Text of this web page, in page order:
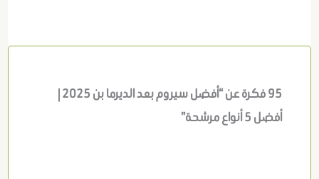
95 فكرة عن “أفضل سيروم بعد الديرما بن 2025 |
أفضل 5 أنواع مرشحة”